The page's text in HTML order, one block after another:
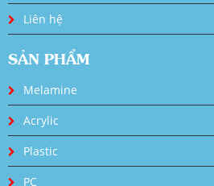
Liên hệ
SẢN PHẨM
Melamine
Acrylic
Plastic
PC